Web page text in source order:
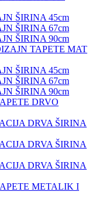
ŠIRINA 45cm
ŠIRINA 67cm
ŠIRINA 90cm
TAPETE MAT
ŠIRINA 45cm
ŠIRINA 67cm
ŠIRINA 90cm
DRVO
DRVA ŠIRINA
DRVA ŠIRINA
DRVA ŠIRINA
METALIK I